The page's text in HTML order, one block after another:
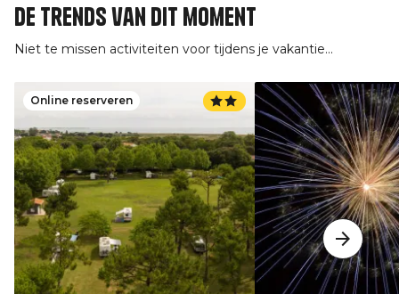
De trends van dit moment
Niet te missen activiteiten voor tijdens je vakantie...
Online reserveren